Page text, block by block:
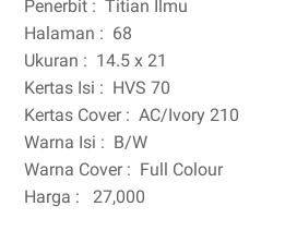
Penerbit : Titian Ilmu
Halaman : 68
Ukuran : 14.5 x 21
Kertas Isi : HVS 70
Kertas Cover : AC/Ivory 210
Warna Isi : B/W
Warna Cover : Full Colour
Harga :
27,000